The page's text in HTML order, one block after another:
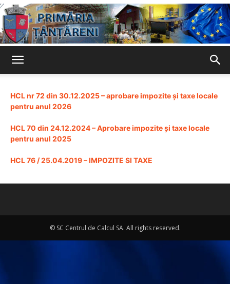
HCL nr 72 din 30.12.2025 – aprobare impozite și taxe locale
pentru anul 2026
HCL 70 din 24.12.2024 – Aprobare impozite și taxe locale
pentru anul 2025
HCL 76 / 25.04.2019 – IMPOZITE SI TAXE
© SC Centrul de Calcul SA. All rights reserved.